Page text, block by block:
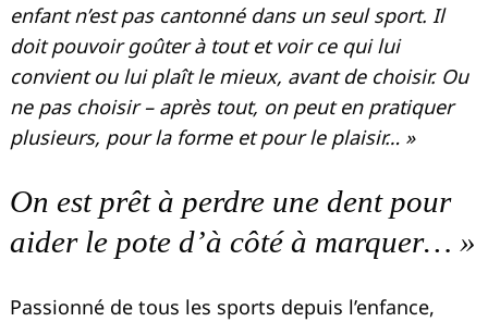
enfant n’est pas cantonné dans un seul sport. Il
doit pouvoir goûter à tout et voir ce qui lui
convient ou lui plaît le mieux, avant de choisir. Ou
ne pas choisir – après tout, on peut en pratiquer
plusieurs, pour la forme et pour le plaisir… »
On est prêt à perdre une dent pour
aider le pote d’à côté à marquer… »
Passionné de tous les sports depuis l’enfance,